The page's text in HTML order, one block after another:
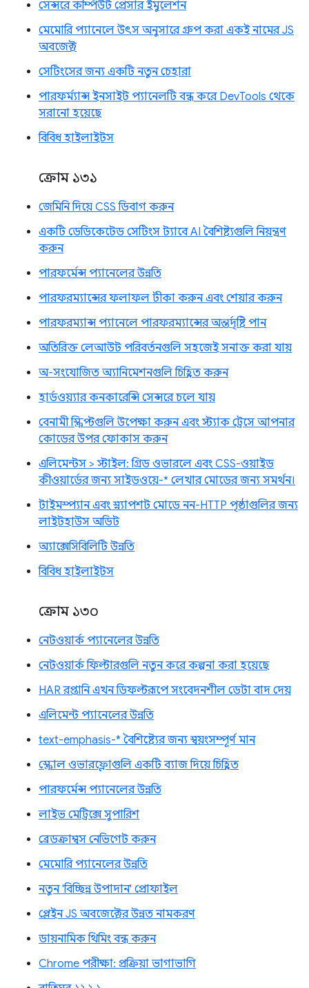
সেন্সরে কম্পিউট প্রেসার ইমুলেশন
মেমোরি প্যানেলে উৎস অনুসারে গ্রুপ করা একই নামের JS
অবজেক্ট
সেটিংসের জন্য একটি নতুন চেহারা
পারফর্ম্যান্স ইনসাইট প্যানেলটি বন্ধ করে DevTools থেকে
সরানো হয়েছে
বিবিধ হাইলাইটস
ক্রোম ১৩১
জেমিনি দিয়ে CSS ডিবাগ করুন
একটি ডেডিকেটেড সেটিংস ট্যাবে AI বৈশিষ্ট্যগুলি নিয়ন্ত্রণ
করুন
পারফর্মেন্স প্যানেলের উন্নতি
পারফরম্যান্সের ফলাফল টীকা করুন এবং শেয়ার করুন
পারফরম্যান্স প্যানেলে পারফরম্যান্সের অন্তর্দৃষ্টি পান
অতিরিক্ত লেআউট পরিবর্তনগুলি সহজেই সনাক্ত করা যায়
অ-সংযোজিত অ্যানিমেশনগুলি চিহ্নিত করুন
হার্ডওয়্যার কনকারেন্সি সেন্সরে চলে যায়
বেনামী স্ক্রিপ্টগুলি উপেক্ষা করুন এবং স্ট্যাক ট্রেসে আপনার
কোডের উপর ফোকাস করুন
এলিমেন্টস > স্টাইল: গ্রিড ওভারলে এবং CSS-ওয়াইড
কীওয়ার্ডের জন্য সাইডওয়ে-* লেখার মোডের জন্য সমর্থন।
টাইমস্প্যান এবং স্ন্যাপশট মোডে নন-HTTP পৃষ্ঠাগুলির জন্য
লাইটহাউস অডিট
অ্যাক্সেসিবিলিটি উন্নতি
বিবিধ হাইলাইটস
ক্রোম ১৩০
নেটওয়ার্ক প্যানেলের উন্নতি
নেটওয়ার্ক ফিল্টারগুলি নতুন করে কল্পনা করা হয়েছে
HAR রপ্তানি এখন ডিফল্টরূপে সংবেদনশীল ডেটা বাদ দেয়
এলিমেন্ট প্যানেলের উন্নতি
text-emphasis-* বৈশিষ্ট্যের জন্য স্বয়ংসম্পূর্ণ মান
স্ক্রোল ওভারফ্লোগুলি একটি ব্যাজ দিয়ে চিহ্নিত
পারফর্মেন্স প্যানেলের উন্নতি
লাইভ মেট্রিক্সে সুপারিশ
ব্রেডক্রাম্বস নেভিগেট করুন
মেমোরি প্যানেলের উন্নতি
নতুন 'বিচ্ছিন্ন উপাদান' প্রোফাইল
প্লেইন JS অবজেক্টের উন্নত নামকরণ
ডায়নামিক থিমিং বন্ধ করুন
Chrome পরীক্ষা: প্রক্রিয়া ভাগাভাগি